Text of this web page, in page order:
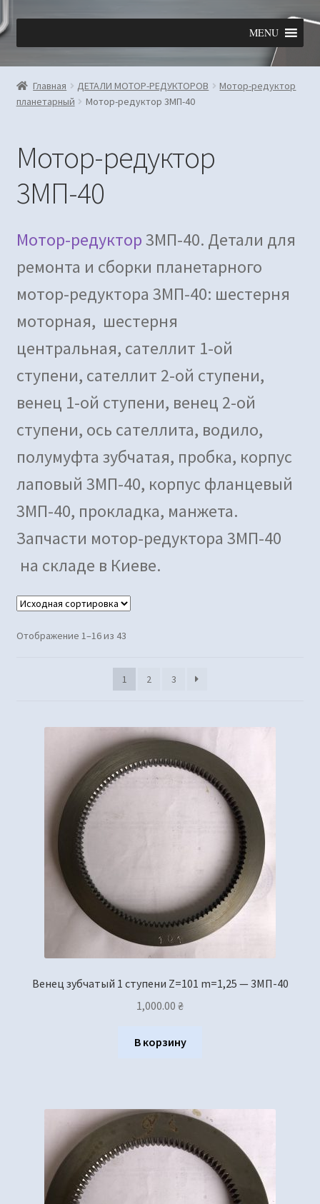
к
к
MENU
Главная ДЕТАЛИ МОТОР-РЕДУКТОРОВ
Мотор-редуктор
планетарный
Мотор-редуктор 3МП-40
Мотор-редуктор
3МП-40
Мотор-редуктор3МП-40. Детали для
ремонта и сборки планетарного
мотор-редуктора 3МП-40: шестерня
моторная, шестерня
центральная, сателлит 1-ой
ступени, сателлит 2-ой ступени,
венец 1-ой ступени, венец 2-ой
ступени, ось сателлита, водило,
полумуфта зубчатая, пробка, корпус
лаповый 3МП-40, корпус фланцевый
3МП-40, прокладка, манжета.
Запчасти мотор-редуктора 3МП-40
на складе в Киеве.
Отображение 1–16 из 43
1 2 3
Венец зубчатый 1 ступени Z=101 m=1,25 — 3МП-40
1,000.00 ₴
В корзину